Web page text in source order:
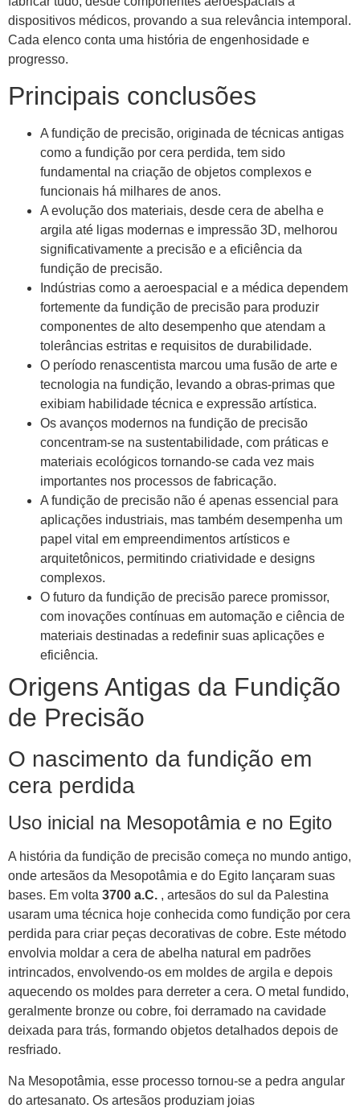
dispositivos médicos, provando a sua relevância intemporal.
Cada elenco conta uma história de engenhosidade e
progresso.
Principais conclusões
A fundição de precisão, originada de técnicas antigas
como a fundição por cera perdida, tem sido
fundamental na criação de objetos complexos e
funcionais há milhares de anos.
A evolução dos materiais, desde cera de abelha e
argila até ligas modernas e impressão 3D, melhorou
significativamente a precisão e a eficiência da
fundição de precisão.
Indústrias como a aeroespacial e a médica dependem
fortemente da fundição de precisão para produzir
componentes de alto desempenho que atendam a
tolerâncias estritas e requisitos de durabilidade.
O período renascentista marcou uma fusão de arte e
tecnologia na fundição, levando a obras-primas que
exibiam habilidade técnica e expressão artística.
Os avanços modernos na fundição de precisão
concentram-se na sustentabilidade, com práticas e
materiais ecológicos tornando-se cada vez mais
importantes nos processos de fabricação.
A fundição de precisão não é apenas essencial para
aplicações industriais, mas também desempenha um
papel vital em empreendimentos artísticos e
arquitetônicos, permitindo criatividade e designs
complexos.
O futuro da fundição de precisão parece promissor,
com inovações contínuas em automação e ciência de
materiais destinadas a redefinir suas aplicações e
eficiência.
Origens Antigas da Fundição
de Precisão
O nascimento da fundição em
cera perdida
Uso inicial na Mesopotâmia e no Egito
A história da fundição de precisão começa no mundo antigo,
onde artesãos da Mesopotâmia e do Egito lançaram suas
bases. Em volta 3700 a.C. , artesãos do sul da Palestina
usaram uma técnica hoje conhecida como fundição por cera
perdida para criar peças decorativas de cobre. Este método
envolvia moldar a cera de abelha natural em padrões
intrincados, envolvendo-os em moldes de argila e depois
aquecendo os moldes para derreter a cera. O metal fundido,
geralmente bronze ou cobre, foi derramado na cavidade
deixada para trás, formando objetos detalhados depois de
resfriado.
Na Mesopotâmia, esse processo tornou-se a pedra angular
do artesanato. Os artesãos produziam joias